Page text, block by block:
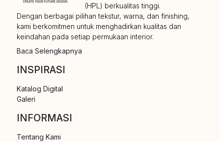
(HPL) berkualitas tinggi.
Dengan berbagai pilihan tekstur, warna, dan finishing,
kami berkomitmen untuk menghadirkan kualitas dan
keindahan pada setiap permukaan interior.
Baca Selengkapnya
INSPIRASI
Katalog Digital
Galeri
INFORMASI
Tentang Kami